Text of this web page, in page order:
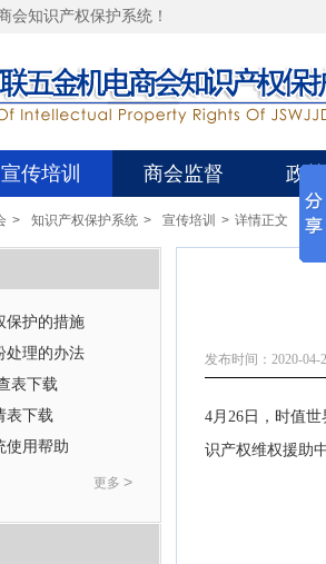
会知识产权保护系统！
宣传培训 商会监督 政
> 知识产权保护系统 > 宣传培训 > 详情正文
发布时间：2020-04-
4月26日，时值
识产权维权援助
保护的措施
处理的办法
表下载
表下载
使用帮助
更多 >